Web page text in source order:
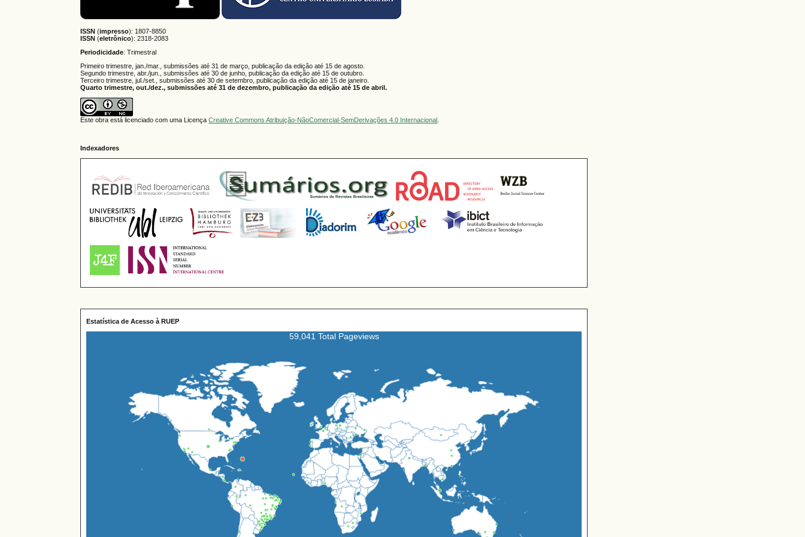
ISSN (impresso): 1807-8850
ISSN (eletrônico):2318-2083
Periodicidade: Trimestral
Primeiro trimestre, jan./mar., submissões até 31 de março, publicação da edição até 15 de agosto.
Segundo trimestre, abr./jun., submissões até 30 de junho, publicação da edição até 15 de outubro.
Terceiro trimestre, jul./set., submissões até 30 de setembro, publicação da edição até 15 de janeiro.
Quarto trimestre, out./dez., submissões até 31 de dezembro, publicação da edição até 15 de abril.
Este obra está licenciado com uma LicençaCreative Commons Atribuição-NãoComercial-SemDerivações 4.0 Internacional
Indexadores
Estatística de Acesso à RUEP
59,041 Total Pageviews